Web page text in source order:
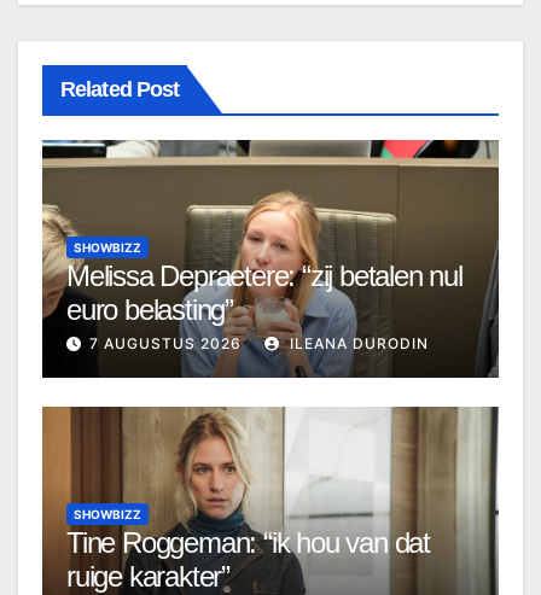
Related Post
SHOWBIZZ
Melissa Depraetere: “zij betalen nul
euro belasting”
7 AUGUSTUS 2026 ILEANA DURODIN
SHOWBIZZ
Tine Roggeman: “ik hou van dat
ruige karakter”